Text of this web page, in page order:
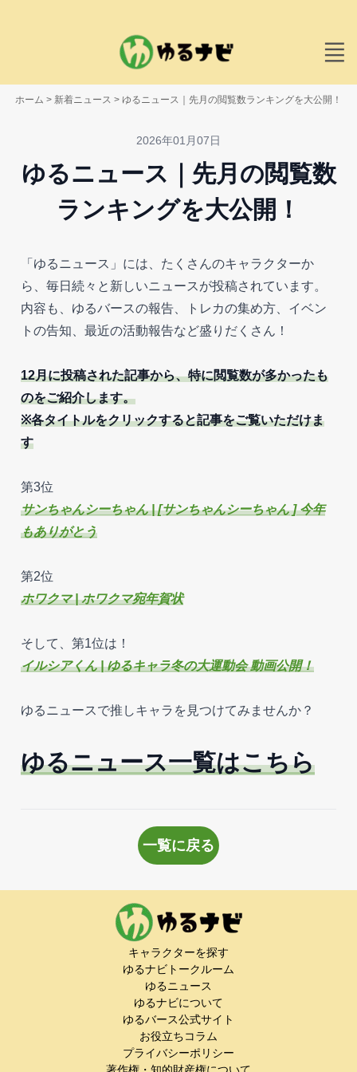
ホーム > 新着ニュース > ゆるニュース｜先月の閲覧数ランキングを大公開！
2026年01月07日
ゆるニュース｜先月の閲覧数
ランキングを大公開！
「ゆるニュース」には、たくさんのキャラクターか
ら、毎日続々と新しいニュースが投稿されています。
内容も、ゆるバースの報告、トレカの集め方、イベン
トの告知、最近の活動報告など盛りだくさん！
12月に投稿された記事から、特に閲覧数が多かったも
のをご紹介します。
※各タイトルをクリックすると記事をご覧いただけま
す
第3位
サンちゃんシーちゃん | [サンちゃんシーちゃん ] 今年
もありがとう
第2位
ホワクマ | ホワクマ宛年賀状
そして、第1位は！
イルシアくん | ゆるキャラ冬の大運動会 動画公開！
ゆるニュースで推しキャラを見つけてみませんか？
ゆるニュース一覧はこちら
一覧に戻る
キャラクターを探す
ゆるナビトークルーム
ゆるニュース
ゆるナビについて
ゆるバース公式サイト
お役立ちコラム
プライバシーポリシー